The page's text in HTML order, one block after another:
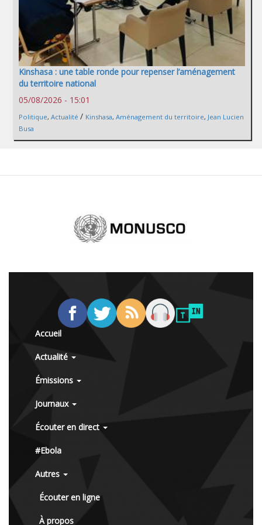
Kinshasa : une table ronde pour repenser l’aménagement
du territoire national
05/08/2026 - 15:01
Politique, Actualité / Kinshasa, Aménagement du territoire, Jean Lucien
Busa
Accueil
Actualité
Émissions
Journaux
Écouter en direct
#Ebola
Autres
Écouter en ligne
À propos